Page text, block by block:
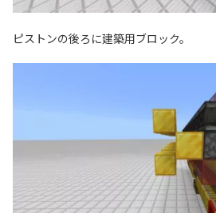
ピストンの後ろに建築用ブロック。